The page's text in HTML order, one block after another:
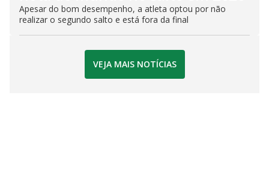
Apesar do bom desempenho, a atleta optou por não
realizar o segundo salto e está fora da final
VEJA MAIS NOTÍCIAS